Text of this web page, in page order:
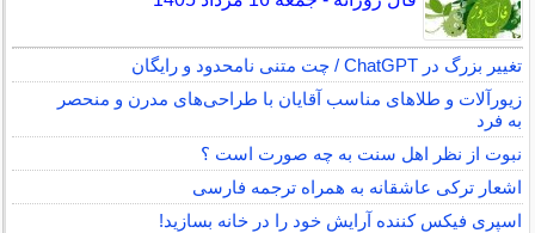
تغییر بزرگ در ChatGPT / چت متنی نامحدود و رایگان
زیورآلات و طلاهای مناسب آقایان با طراحی‌های مدرن و منحصر
به فرد
نبوت از نظر اهل سنت به چه صورت است ؟
اشعار ترکی عاشقانه به همراه ترجمه فارسی
اسپری فیکس کننده آرایش خود را در خانه بسازید!